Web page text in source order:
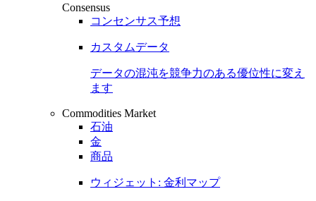
Consensus
コンセンサス予想
カスタムデータ
データの混沌を競争力のある優位性に変え
ます
Commodities Market
石油
金
商品
ウィジェット: 金利マップ